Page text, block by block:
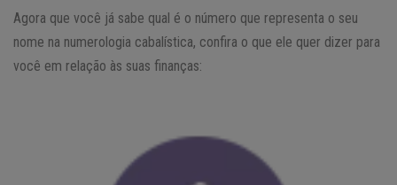
Agora que você já sabe qual é o número que representa o seu
nome na numerologia cabalística, confira o que ele quer dizer para
você em relação às suas finanças: